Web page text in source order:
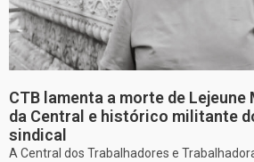
CTB lamenta a morte de Lejeune
da Central e histórico militante
sindical
A Central dos Trabalhadores e